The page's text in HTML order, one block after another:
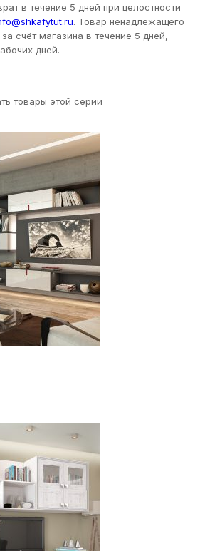
в течение 5 дней при целостности
. Товар ненадлежащего
счёт магазина в течение 5 дней,
дней.
товары этой серии